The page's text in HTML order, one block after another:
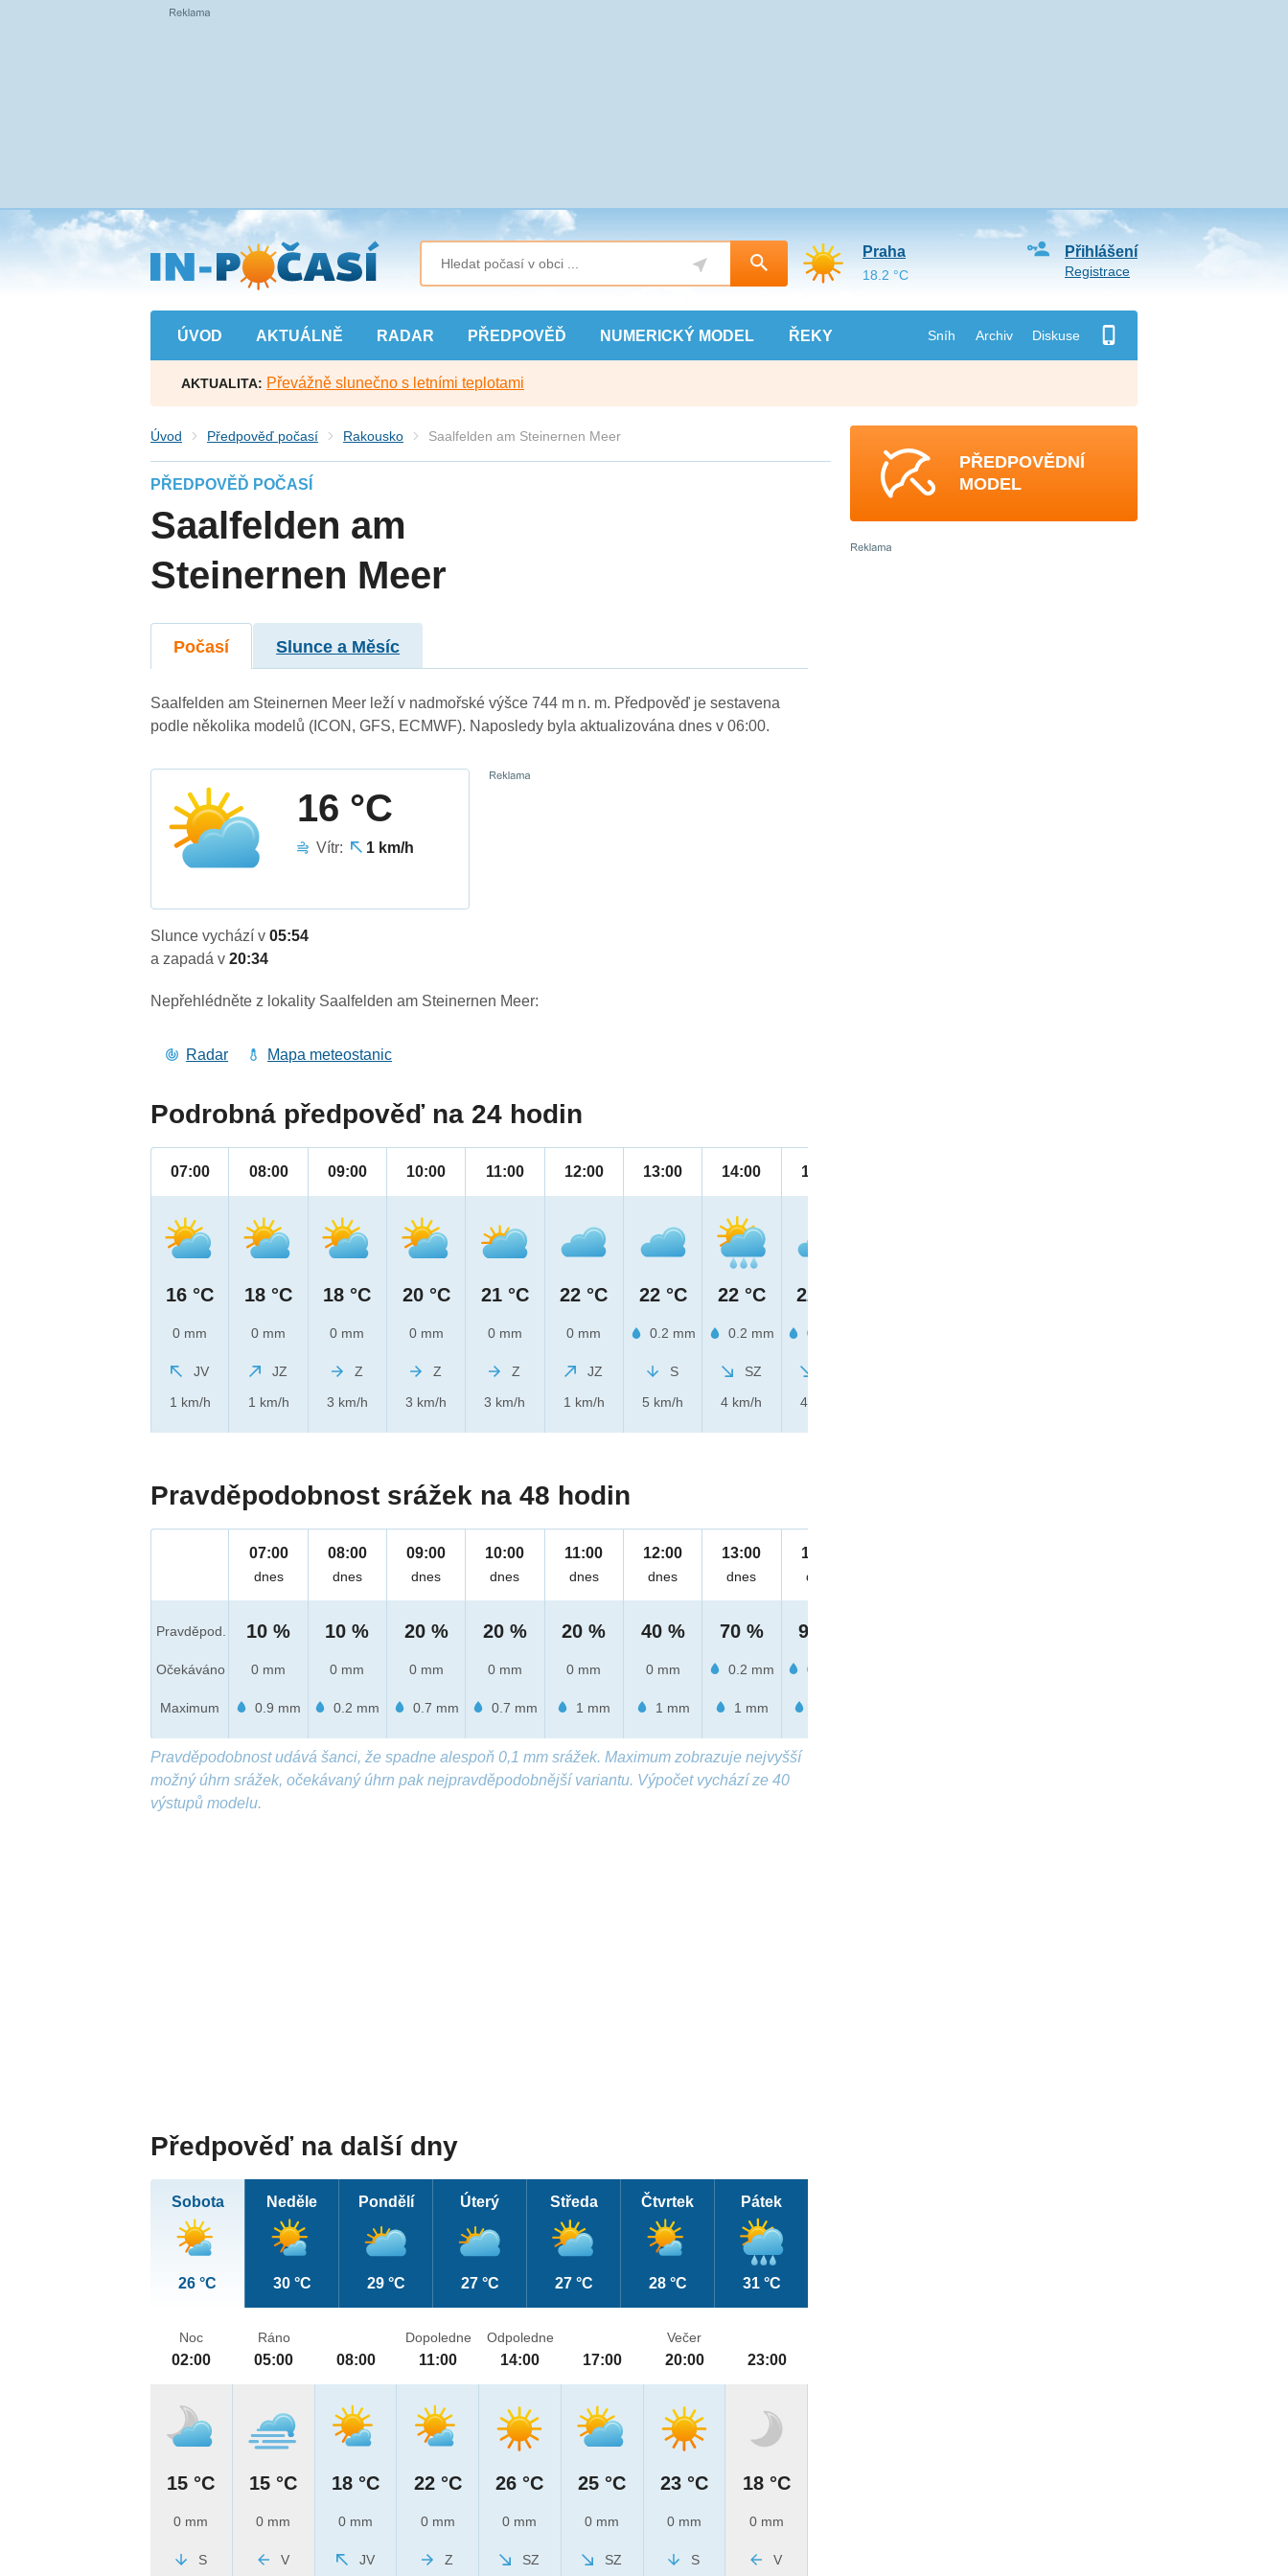
Přejít
na
hlavní
obsah
ÚVOD AKTUÁLNĚ RADAR PŘEDPOVĚĎ NUMERICKÝ MODEL ŘEKY Sníh Archiv Diskuse
Přihlášení
Registrace
Praha
18.2 °C
AKTUALITA: Převážně slunečno s letními teplotami
Úvod Předpověď počasí Rakousko Saalfelden am Steinernen Meer
PŘEDPOVĚĎ POČASÍ
Saalfelden am
Steinernen Meer
Počasí Slunce a Měsíc
Saalfelden am Steinernen Meer leží v nadmořské výšce 744 m n. m. Předpověď je sestavena
podle několika modelů (ICON, GFS, ECMWF). Naposledy byla aktualizována dnes v 06:00.
16 °C
Vítr: 1 km/h
Slunce vychází v05:54
a zapadá v20:34
Nepřehlédněte z lokality Saalfelden am Steinernen Meer:
Radar Mapa meteostanic
Podrobná předpověď na 24 hodin
07:00
16 °C
0 mm
JV
1 km/h
08:00
18 °C
0 mm
JZ
1 km/h
09:00
18 °C
0 mm
Z
3 km/h
10:00
20 °C
0 mm
Z
3 km/h
11:00
21 °C
0 mm
Z
3 km/h
12:00
22 °C
0 mm
JZ
1 km/h
13:00
22 °C
0.2 mm
S
5 km/h
14:00
22 °C
0.2 mm
SZ
4 km/h
15:00
22 °C
0.2 mm
4 km/h
Pravděpodobnost srážek na 48 hodin
Pravděpod.
Očekáváno
Maximum
07:00
dnes
10 %
0 mm
0.9 mm
08:00
dnes
10 %
0 mm
0.2 mm
09:00
dnes
20 %
0 mm
0.7 mm
10:00
dnes
20 %
0 mm
0.7 mm
11:00
dnes
20 %
0 mm
1 mm
12:00
dnes
40 %
0 mm
1 mm
13:00
dnes
70 %
0.2 mm
1 mm
14:00
dnes
90 %
0.2 mm
Pravděpodobnost udává šanci, že spadne alespoň 0,1 mm srážek. Maximum zobrazuje nejvyšší
možný úhrn srážek, očekávaný úhrn pak nejpravděpodobnější variantu. Výpočet vychází ze 40
výstupů modelu.
Předpověď na další dny
Sobota
26 °C
Neděle
30 °C
Pondělí
29 °C
Úterý
27 °C
Středa
27 °C
Čtvrtek
28 °C
Pátek
31 °C
Noc
02:00
15 °C
0 mm
S
Ráno
05:00
15 °C
0 mm
V
08:00
18 °C
0 mm
JV
Dopoledne
11:00
22 °C
0 mm
Z
Odpoledne
14:00
26 °C
0 mm
SZ
17:00
25 °C
0 mm
SZ
Večer
20:00
23 °C
0 mm
S
23:00
18 °C
0 mm
V
PŘEDPOVĚDNÍ
MODEL